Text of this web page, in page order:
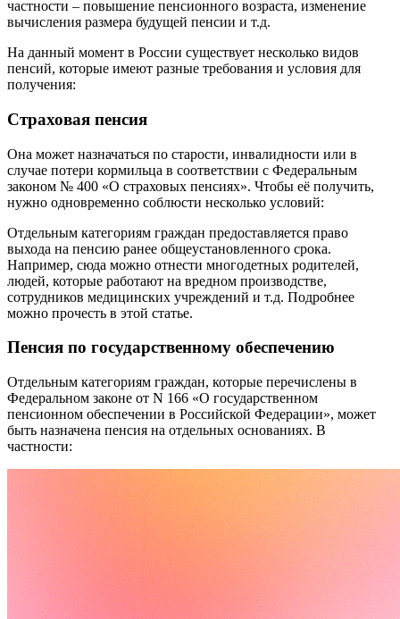
частности – повышение пенсионного возраста, изменение
вычисления размера будущей пенсии и т.д.
На данный момент в России существует несколько видов
пенсий, которые имеют разные требования и условия для
получения:
Страховая пенсия
Она может назначаться по старости, инвалидности или в
случае потери кормильца в соответствии с Федеральным
законом № 400 «О страховых пенсиях». Чтобы её получить,
нужно одновременно соблюсти несколько условий:
Отдельным категориям граждан предоставляется право
выхода на пенсию ранее общеустановленного срока.
Например, сюда можно отнести многодетных родителей,
людей, которые работают на вредном производстве,
сотрудников медицинских учреждений и т.д. Подробнее
можно прочесть в этой статье.
Пенсия по государственному обеспечению
Отдельным категориям граждан, которые перечислены в
Федеральном законе от N 166 «О государственном
пенсионном обеспечении в Российской Федерации», может
быть назначена пенсия на отдельных основаниях. В
частности: